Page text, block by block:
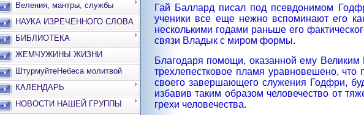
Веления, мантры, службы
НАУКА ИЗРЕЧЕННОГО СЛОВА
БИБЛИОТЕКА
ЖЕМЧУЖИНЫ ЖИЗНИ
ШтурмуйтеНебеса молитвой
КАЛЕНДАРЬ
НОВОСТИ НАШЕЙ ГРУППЫ
Гай Баллард писал под псевдонимом
ученики все еще нежно вспоминают его
несколькими годами раньше его
связи Владык с миром формы.
Благодаря помощи, оказанной ему
трехлепестковое пламя уравновешено, что
своего завершающего служения Годфри,
избавив таким образом человечество от
грехи человечества.